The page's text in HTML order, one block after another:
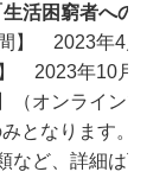
生活困窮者への
間】 2023年4月1
】 2023年10月13
（オンラインで
となります。郵
など、詳細は下